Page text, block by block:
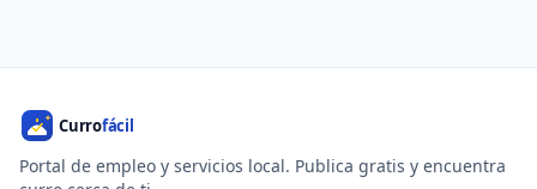
Portal de empleo y servicios local. Publica gratis y encuentra